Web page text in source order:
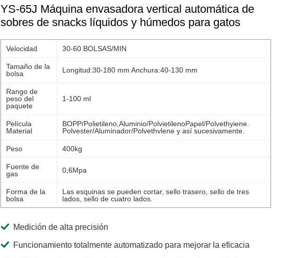
YS-65J Máquina envasadora vertical automática de
sobres de snacks líquidos y húmedos para gatos
Velocidad 30-60 BOLSAS/MIN
Tamaño de la
bolsa
Longitud:30-180 mm Anchura:40-130 mm
Rango de
peso del
paquete
1-100 ml
Película
Material
BOPP/Polietileno,Aluminio/PolvietilenoPapel/Polvethyiene.
Polvester/Aluminador/Polvethvlene y así sucesivamente.
Peso 400kg
Fuente de
gas
0,6Mpa
Forma de la
bolsa
Las esquinas se pueden cortar, sello trasero, sello de tres
lados, sello de cuatro lados.
Medición de alta precisión
Funcionamiento totalmente automatizado para mejorar la eficacia